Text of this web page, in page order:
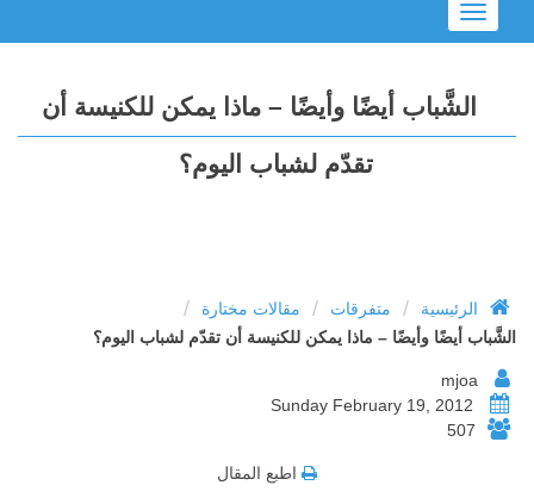
Toggle
navigation
الشَّباب أيضًا وأيضًا – ماذا يمكن للكنيسة أن
تقدّم لشباب اليوم؟
الرئيسية / متفرقات / مقالات مختارة /
الشَّباب أيضًا وأيضًا – ماذا يمكن للكنيسة أن تقدّم لشباب اليوم؟
507
اطبع المقال